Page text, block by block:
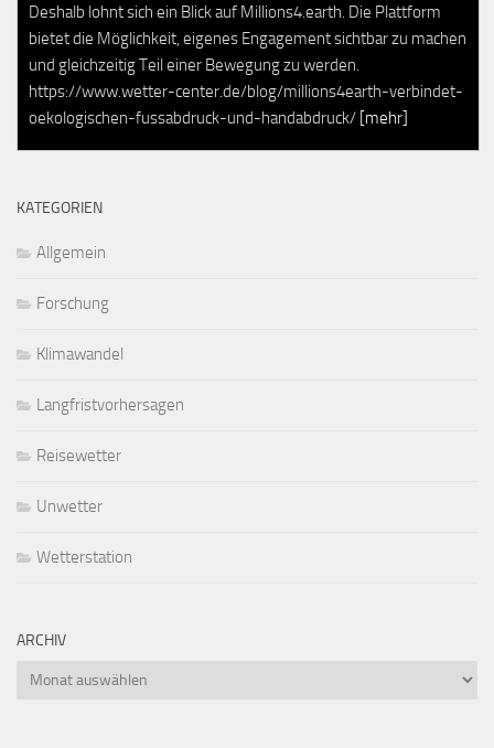
Deshalb lohnt sich ein Blick auf Millions4.earth. Die Plattform
bietet die Möglichkeit, eigenes Engagement sichtbar zu machen
und gleichzeitig Teil einer Bewegung zu werden.
https://www.wetter-center.de/blog/millions4earth-verbindet-
oekologischen-fussabdruck-und-handabdruck/ [mehr]
KATEGORIEN
Allgemein
Forschung
Klimawandel
Langfristvorhersagen
Reisewetter
Unwetter
Wetterstation
ARCHIV
Archiv